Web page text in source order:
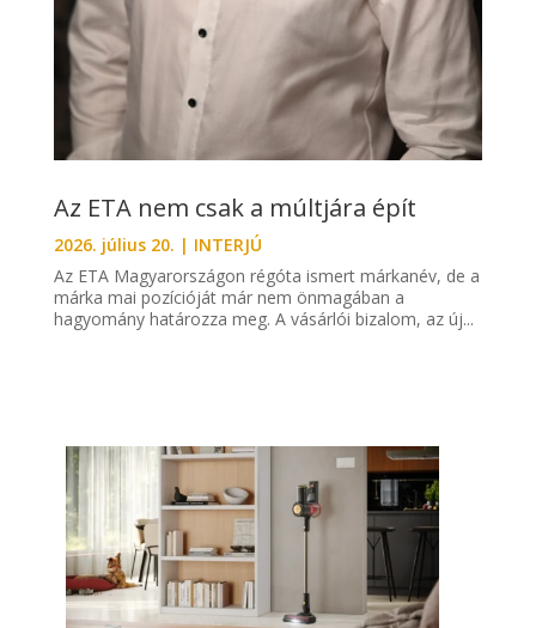
Az ETA nem csak a múltjára épít
2026. július 20. | INTERJÚ
Az ETA Magyarországon régóta ismert márkanév, de a
márka mai pozícióját már nem önmagában a
hagyomány határozza meg. A vásárlói bizalom, az új...